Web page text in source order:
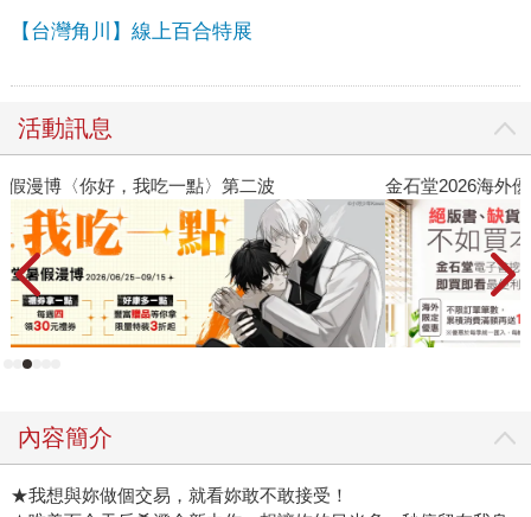
【台灣角川】線上百合特展
活動訊息
金石堂2026海外優惠：電子書
內容簡介
★我想與妳做個交易，就看妳敢不敢接受！